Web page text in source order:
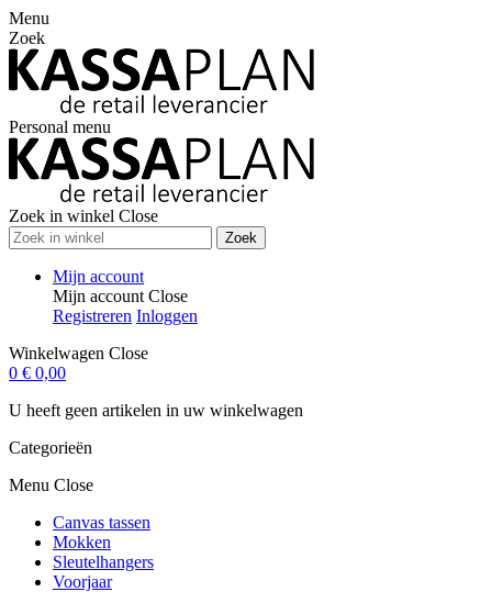
Menu
Zoek
Personal menu
Zoek in winkel Close
Zoek
Mijn account
Mijn account Close
Registreren Inloggen
Winkelwagen Close
0 € 0,00
U heeft geen artikelen in uw winkelwagen
Categorieën
Menu Close
Canvas tassen
Mokken
Sleutelhangers
Voorjaar